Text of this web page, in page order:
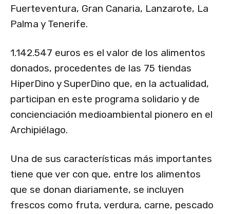
Fuerteventura, Gran Canaria, Lanzarote, La
Palma y Tenerife.
1.142.547 euros es el valor de los alimentos
donados, procedentes de las 75 tiendas
HiperDino y SuperDino que, en la actualidad,
participan en este programa solidario y de
concienciación medioambiental pionero en el
Archipiélago.
Una de sus características más importantes
tiene que ver con que, entre los alimentos
que se donan diariamente, se incluyen
frescos como fruta, verdura, carne, pescado